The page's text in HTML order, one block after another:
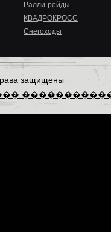
Ралли-рейды
КВАДРОКРОСС
Снегоходы
защищены